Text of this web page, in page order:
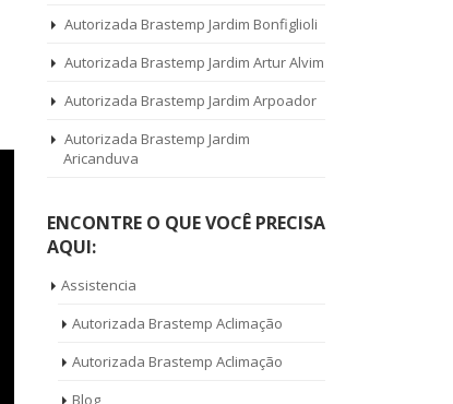
Autorizada Brastemp Jardim Bonfiglioli
Autorizada Brastemp Jardim Artur Alvim
Autorizada Brastemp Jardim Arpoador
Autorizada Brastemp Jardim
Aricanduva
ENCONTRE O QUE VOCÊ PRECISA
AQUI:
Assistencia
Autorizada Brastemp Aclimação
Autorizada Brastemp Aclimação
Blog